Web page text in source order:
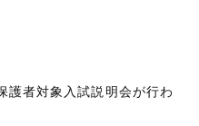
護者対象入試説明会が行わ